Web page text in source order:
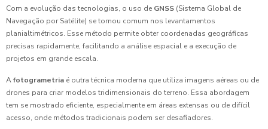
Com a evolução das tecnologias, o uso de GNSS (Sistema Global de
Navegação por Satélite) se tornou comum nos levantamentos
planialtimétricos. Esse método permite obter coordenadas geográficas
precisas rapidamente, facilitando a análise espacial e a execução de
projetos em grande escala.
Afotogrametria é outra técnica moderna que utiliza imagens aéreas ou de
drones para criar modelos tridimensionais do terreno. Essa abordagem
tem se mostrado eficiente, especialmente em áreas extensas ou de difícil
acesso, onde métodos tradicionais podem ser desafiadores.